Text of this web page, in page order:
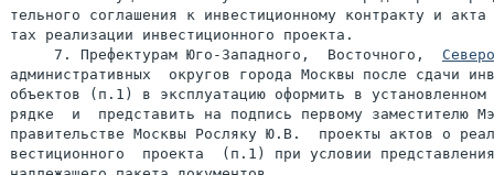
тельного соглашения к инвестиционному контракту и
тах реализации инвестиционного проекта.
     7. Префектурам Юго-Западного,  Восточного,
административных  округов города Москвы после сдачи
объектов (п.1) в эксплуатацию оформить в
рядке  и  представить на подпись первому заместителю
правительстве Москвы Росляку Ю.В.  проекты актов о
вестиционного  проекта  (п.1) при условии